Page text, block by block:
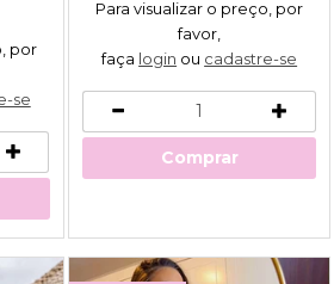
por
se
Para visualizar o preço, por
favor,
faça login ou cadastre-se
Comprar